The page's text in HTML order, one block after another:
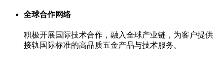
全球合作网络
积极开展国际技术合作，融入全球产业链，为客户提供
接轨国际标准的高品质五金产品与技术服务。